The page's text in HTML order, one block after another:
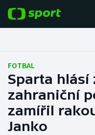
Fotbal
Hokej
Tenis
Atletika
FOTBAL
Sparta hlásí
zahraniční
zamířil
Janko